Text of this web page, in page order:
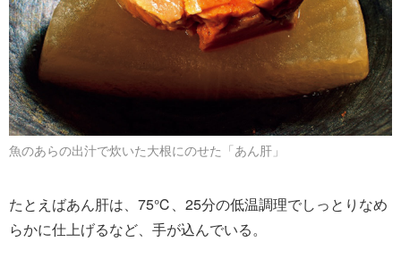
魚のあらの出汁で炊いた大根にのせた「あん肝」
たとえばあん肝は、75℃、25分の低温調理でしっとりなめ
らかに仕上げるなど、手が込んでいる。